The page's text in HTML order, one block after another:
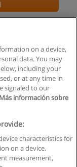
on a device,
data. You may
including your
or at any time in
signaled to our
Más información sobre
characteristics for
on a device.
measurement,